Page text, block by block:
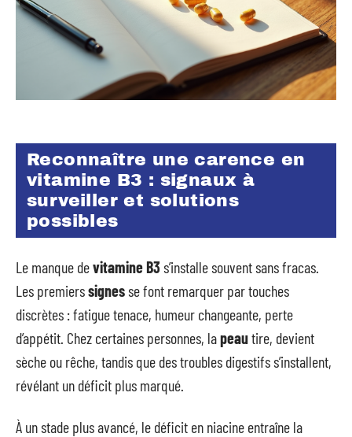
Reconnaître une carence en
vitamine B3 : signaux à
surveiller et solutions
possibles
Le manque devitamine B3 s’installe souvent sans fracas.
Les premierssignesse font remarquer par touches
discrètes : fatigue tenace, humeur changeante, perte
d’appétit. Chez certaines personnes, lapeautire, devient
sèche ou rêche, tandis que des troubles digestifs s’installent,
révélant un déficit plus marqué.
À un stade plus avancé, le déficit en niacine entraîne la